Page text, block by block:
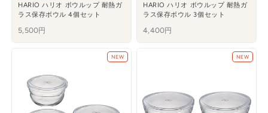
HARIO ハリオ ボウルップ 耐熱ガ
ラス保存ボウル 4個セット
5,500円
HARIO ハリオ ボウルップ 耐熱ガ
ラス保存ボウル 3個セット
4,400円
NEW NEW